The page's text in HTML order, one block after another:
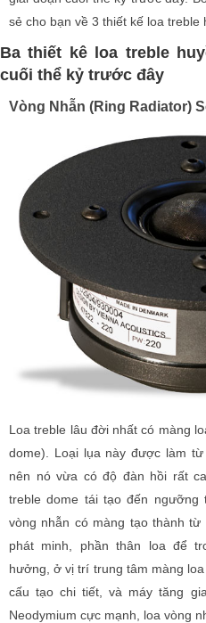
sẻ cho bạn về 3 thiết kế loa treble
Ba thiết kê loa treble
cuối thể kỷ trước đây
Vòng Nhẫn (Ring Radiator)
Loa treble lâu đời nhất có màng
dome). Loại lụa này được làm
nên nó vừa có độ đàn hồi rất
treble dome tái tạo đến ngưỡng
vòng nhẫn có màng tạo thành
phát minh, phần thân loa để
hưởng, ở vị trí trung tâm màng
cấu tạo chi tiết, và máy tăng
Neodymium cực mạnh, loa vòng